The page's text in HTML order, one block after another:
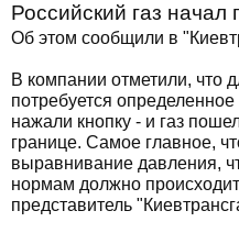
Российский газ начал
Об этом сообщили в
В компании отметили, что
потребуется
нажали кнопку - и газ
границе. Самое главное,
выравнивание давления,
нормам должно
представитель